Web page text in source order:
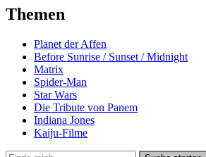
Themen
Planet der Affen
Before Sunrise / Sunset / Midnight
Matrix
Spider-Man
Star Wars
Die Tribute von Panem
Indiana Jones
Kaiju-Filme